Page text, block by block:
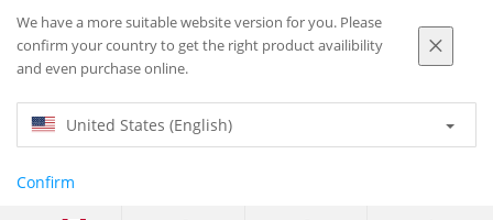
We have a more suitable website version for you. Please
confirm your country to get the right product availibility
and even purchase online.
United States (English)
Confirm